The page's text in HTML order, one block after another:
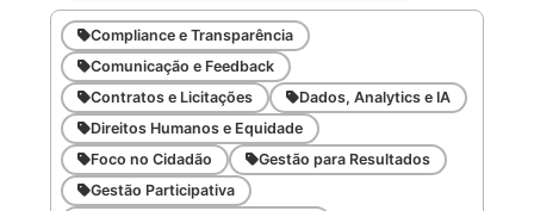
Compliance e Transparência
Comunicação e Feedback
Contratos e Licitações
Dados, Analytics e IA
Direitos Humanos e Equidade
Foco no Cidadão
Gestão para Resultados
Gestão Participativa